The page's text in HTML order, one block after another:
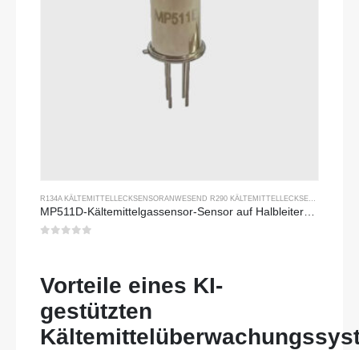
R134A KÄLTEMITTELLECKSENSORANWESEND R290 KÄLTEMITTELLECKSENSOR
Vorteile eines KI-
gestützten